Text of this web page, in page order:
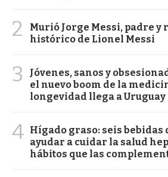
2
Murió Jorge Messi, padre y
histórico de Lionel Messi
3
Jóvenes, sanos y
el nuevo boom de la
longevidad llega a Uruguay
4 Hígado graso: seis bebidas
ayudar a cuidar la salud
hábitos que las